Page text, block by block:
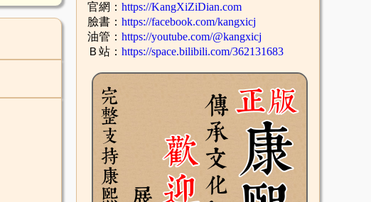
官網： https://KangXiZiDian.com
臉書： https://facebook.com/kangxicj
油管： https://youtube.com/@kangxicj
Ｂ站： https://space.bilibili.com/362131683